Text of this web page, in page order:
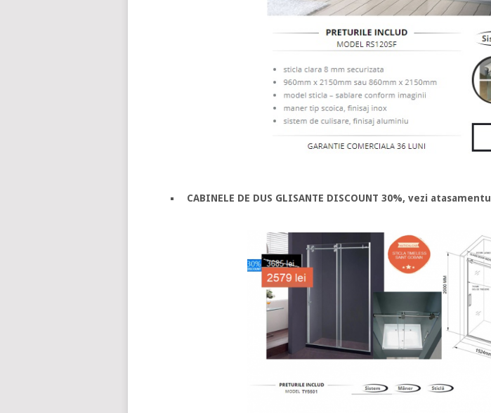
CABINELE DE DUS GLISANTE DISCOUNT 30%, vezi atasamentul